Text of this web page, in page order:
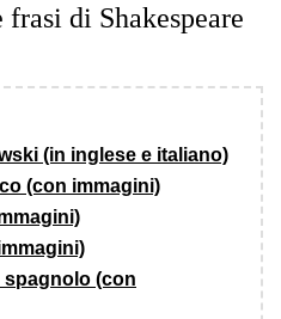
di Shakespeare
(in inglese e italiano)
(con immagini)
spagnolo (con